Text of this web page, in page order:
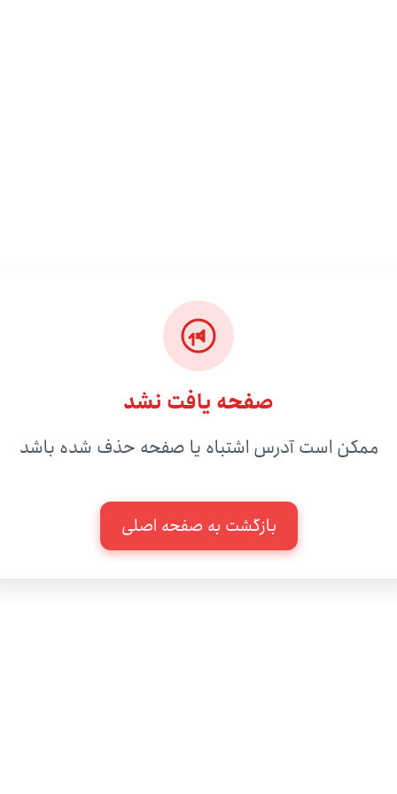
صفحه یافت نشد
است آدرس اشتباه یا صفحه حذف شده باشد
بازگشت به صفحه اصلی